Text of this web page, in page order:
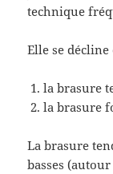
technique
Elle se
la brasure
la brasure
La brasure
basses